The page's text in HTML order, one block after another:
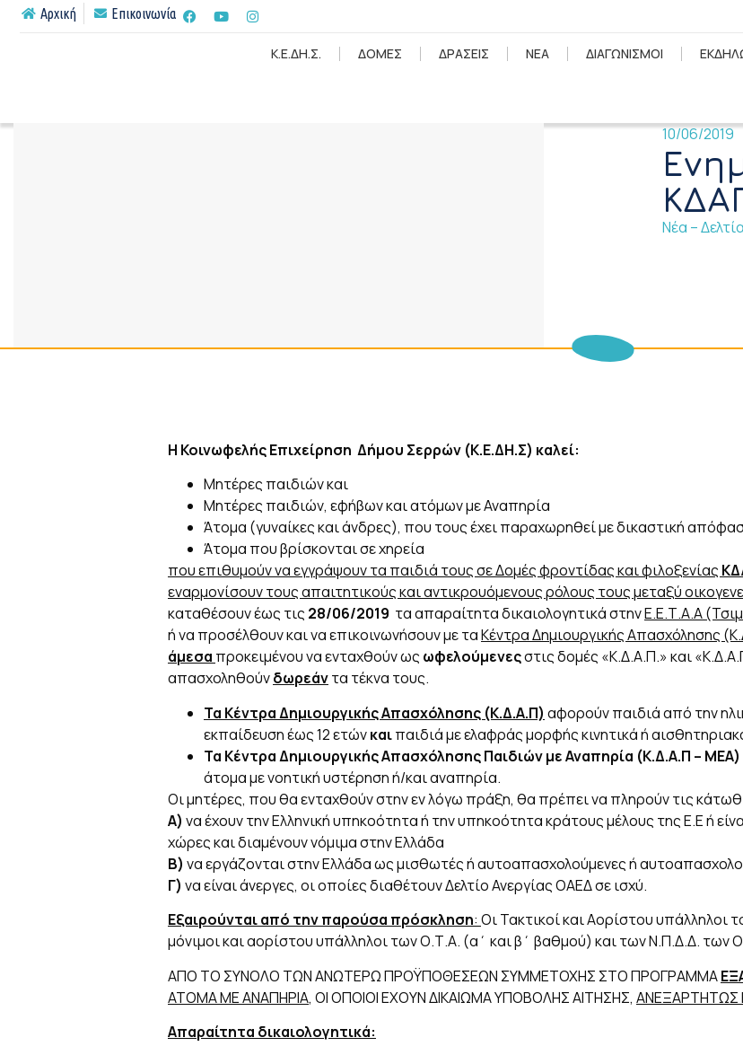
Αρχική Επικοινωνία
Κ.Ε.ΔΗ.Σ. ΔΟΜΕΣ ΔΡΑΣΕΙΣ ΝΕΑ ΔΙΑΓΩΝΙΣΜΟΙ
10/06/2019
Νέα –
Η Κοινωφελής Επιχείρηση Δήμου Σερρών (Κ.Ε.ΔΗ.Σ) καλεί:
Μητέρες παιδιών και
Μητέρες παιδιών, εφήβων και ατόμων με Αναπηρία
Άτομα (γυναίκες και άνδρες), που τους έχει παραχωρηθεί με δικαστική
Άτομα που βρίσκονται σε χηρεία
που επιθυμούν να εγγράψουν τα παιδιά τους σε Δομές φροντίδας και φιλοξενίας
εναρμονίσουν τους απαιτητικούς και αντικρουόμενους ρόλους τους μεταξύ
καταθέσουν έως τις 28/06/2019 τα απαραίτητα δικαιολογητικά στηνΕ.Ε.Τ.Α.Α
ή να προσέλθουν και να επικοινωνήσουν με ταΚέντρα Δημιουργικής Απασχόλησης
άμεσα προκειμένου να ενταχθούν ως ωφελούμενεςστις δομές «Κ.Δ.Α.Π.» και
απασχοληθούνδωρεάντα τέκνα τους.
Τα Κέντρα Δημιουργικής Απασχόλησης (Κ.Δ.Α.Π) αφορούν παιδιά από την
εκπαίδευση έως 12 ετώνκαιπαιδιά με ελαφράς μορφής κινητικά ή
Τα Κέντρα Δημιουργικής Απασχόλησης Παιδιών με Αναπηρία (Κ.Δ.Α.Π – ΜΕΑ)
άτομα με νοητική υστέρηση ή/και αναπηρία.
Οι μητέρες, που θα ενταχθούν στην εν λόγω πράξη, θα πρέπει να πληρούν τις
Α) να έχουν την Ελληνική υπηκοότητα ή την υπηκοότητα κράτους μέλους της Ε.Ε ή
χώρες και διαμένουν νόμιμα στην Ελλάδα
Β) να εργάζονται στην Ελλάδα ως μισθωτές ή αυτοαπασχολούμενες ή
Γ) να είναι άνεργες, οι οποίες διαθέτουν Δελτίο Ανεργίας ΟΑΕΔ σε ισχύ.
Εξαιρούνται από την παρούσα πρόσκληση: Οι Τακτικοί και Αορίστου υπάλληλοι
μόνιμοι και αορίστου υπάλληλοι των Ο.Τ.Α. (α΄ και β΄ βαθμού) και των Ν.Π.Δ.Δ. των
ΑΠΟ ΤΟ ΣΥΝΟΛΟ ΤΩΝ ΑΝΩΤΕΡΩ ΠΡΟΫΠΟΘΕΣΕΩΝ ΣΥΜΜΕΤΟΧΗΣ ΣΤΟ ΠΡΟΓΡΑΜΜΑ
ΑΤΟΜΑ ΜΕ ΑΝΑΠΗΡΙΑ, ΟΙ ΟΠΟΙΟΙ ΕΧΟΥΝ ΔΙΚΑΙΩΜΑ ΥΠΟΒΟΛΗΣ ΑΙΤΗΣΗΣ, ΑΝΕΞΑΡΤΗΤΩΣ
Απαραίτητα δικαιολογητικά: